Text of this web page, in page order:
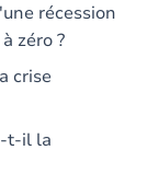
récession
zéro ?
crise
t-il la